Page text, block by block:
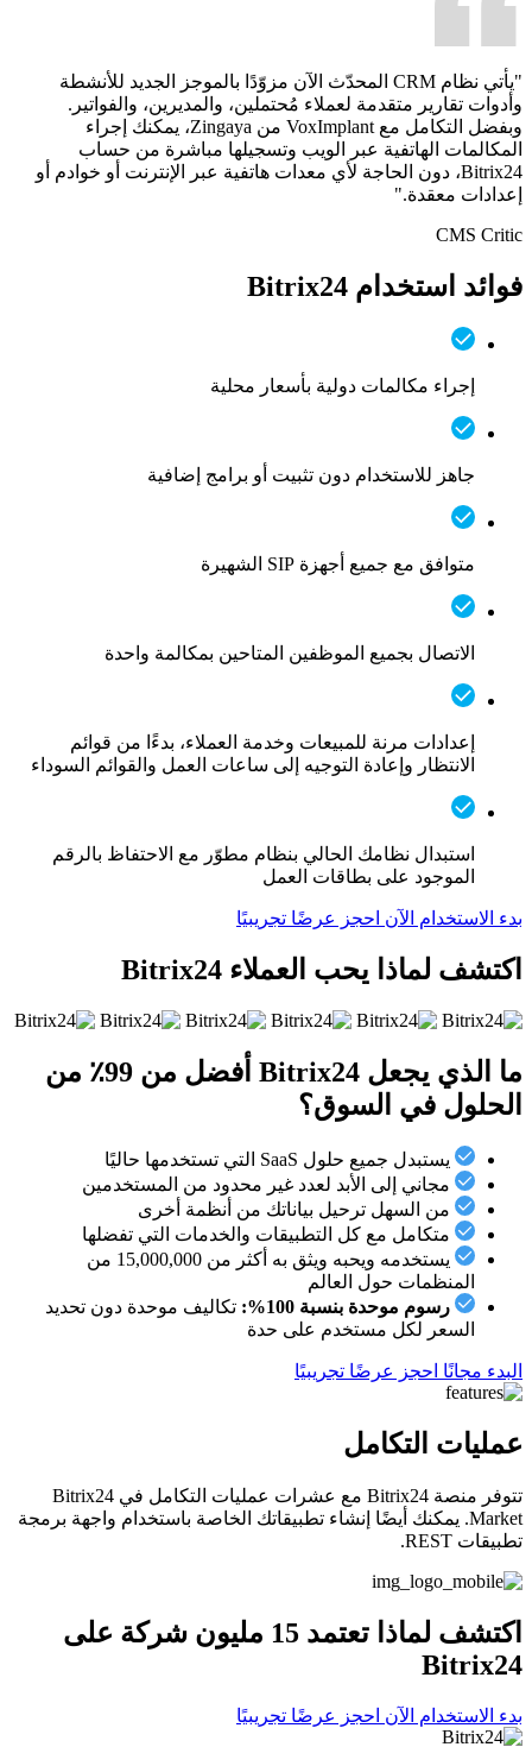
"يأتي نظام CRM المحدّث الآن مزوّدًا بالموجز الجديد للأنشطة
وأدوات تقارير متقدمة لعملاء مُحتملين، والمديرين، والفواتير.
وبفضل التكامل مع VoxImplant من Zingaya، يمكنك إجراء
المكالمات الهاتفية عبر الويب وتسجيلها مباشرة من حساب
Bitrix24، دون الحاجة لأي معدات هاتفية عبر الإنترنت أو خوادم أو
إعدادات معقدة."
CMS Critic
فوائد استخدام Bitrix24
إجراء مكالمات دولية بأسعار محلية
جاهز للاستخدام دون تثبيت أو برامج إضافية
متوافق مع جميع أجهزة SIP الشهيرة
الاتصال بجميع الموظفين المتاحين بمكالمة واحدة
إعدادات مرنة للمبيعات وخدمة العملاء، بدءًا من قوائم
الانتظار وإعادة التوجيه إلى ساعات العمل والقوائم السوداء
استبدال نظامك الحالي بنظام مطوّر مع الاحتفاظ بالرقم
الموجود على بطاقات العمل
بدء الاستخدام الآن احجز عرضًا تجريبيًا
اكتشف لماذا يحب العملاء Bitrix24
ما الذي يجعل Bitrix24 أفضل من 99٪ من
الحلول في السوق؟
يستبدل جميع حلول SaaS التي تستخدمها حاليًا
مجاني إلى الأبد لعدد غير محدود من المستخدمين
من السهل ترحيل بياناتك من أنظمة أخرى
متكامل مع كل التطبيقات والخدمات التي تفضلها
يستخدمه ويحبه ويثق به أكثر من 15,000,000 من
المنظمات حول العالم
رسوم موحدة بنسبة 100%:
تكاليف موحدة دون تحديد
السعر لكل مستخدم على حدة
البدء مجانًا احجز عرضًا تجريبيًا
عمليات التكامل
تتوفر منصة Bitrix24 مع عشرات عمليات التكامل في Bitrix24
Market. يمكنك أيضًا إنشاء تطبيقاتك الخاصة باستخدام واجهة برمجة
تطبيقات REST.
اكتشف لماذا تعتمد 15 مليون شركة على
Bitrix24
بدء الاستخدام الآن احجز عرضًا تجريبيًا